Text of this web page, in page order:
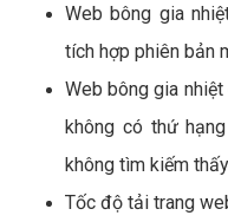
Web bông gia
tích hợp phiên bản
Web bông gia
không có thứ
không tìm kiếm
Tốc độ tải trang